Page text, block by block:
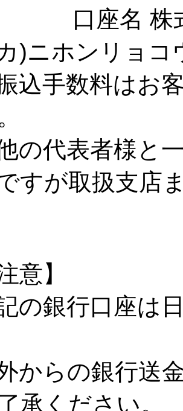
名 株式会
)ニホンリョコ
数料はお客
表者様と一
すが取扱支店
意】
銀行口座は日
らの銀行送金
承ください。